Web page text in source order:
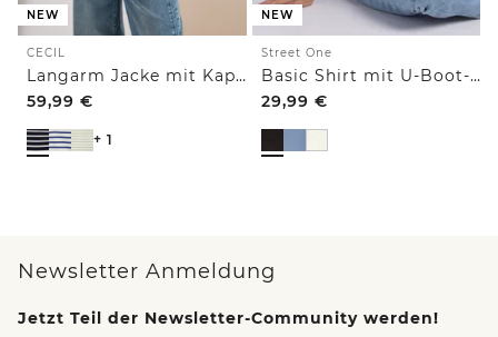
NEW
CECIL
Langarm Jacke mit Kapuze und Struktur
59,99 €
+ 1
NEW
Street One
Basic Shirt mit U-Boot-Ausschnitt
29,99 €
Newsletter Anmeldung
Jetzt Teil der Newsletter-Community werden!